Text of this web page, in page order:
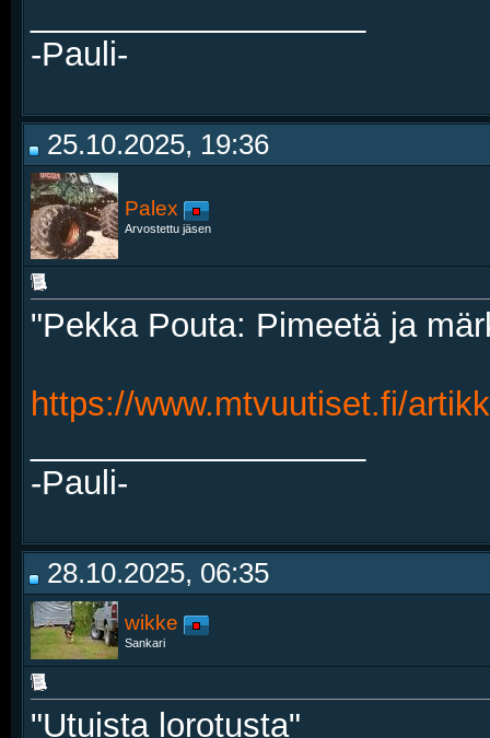
-Pauli-
25.10.2025, 19:36
Palex
Arvostettu jäsen
"Pekka Pouta: Pimeetä ja
https://www.mtvuutiset.fi/
-Pauli-
28.10.2025, 06:35
wikke
Sankari
"Utuista lorotusta"